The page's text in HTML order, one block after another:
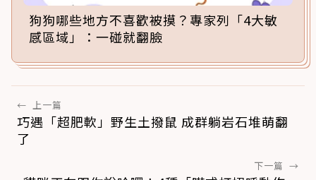
狗狗哪些地方不喜歡被摸？專家列「4大敏
感區域」：一碰就翻臉
← 上一篇
巧遇「超肥軟」野生土撥鼠 成群躺岩石堆萌翻
了
下一篇 →